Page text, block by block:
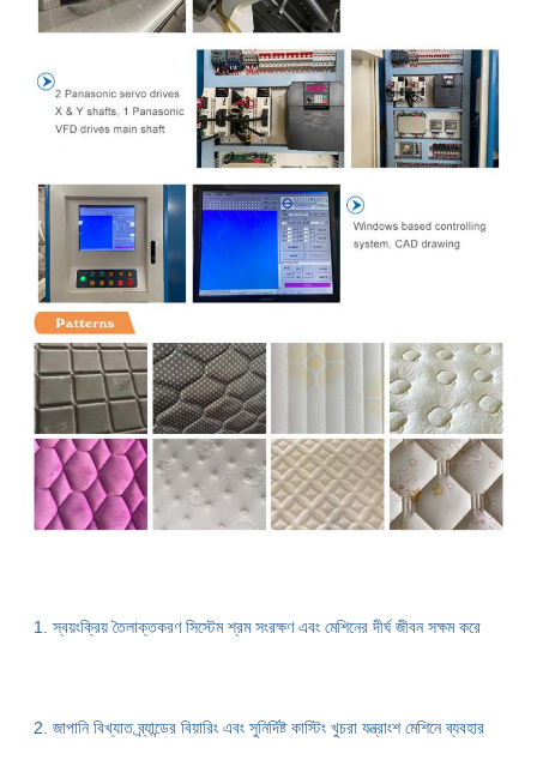
1. স্বয়ংক্রিয় তৈলাক্তকরণ সিস্টেম শ্রম সংরক্ষণ এবং মেশিনের দীর্ঘ জীবন সক্ষম করে
2. জাপানি বিখ্যাত ব্র্যান্ডের বিয়ারিং এবং সুনির্দিষ্ট কাস্টিং খুচরা যন্ত্রাংশ মেশিনে ব্যবহার